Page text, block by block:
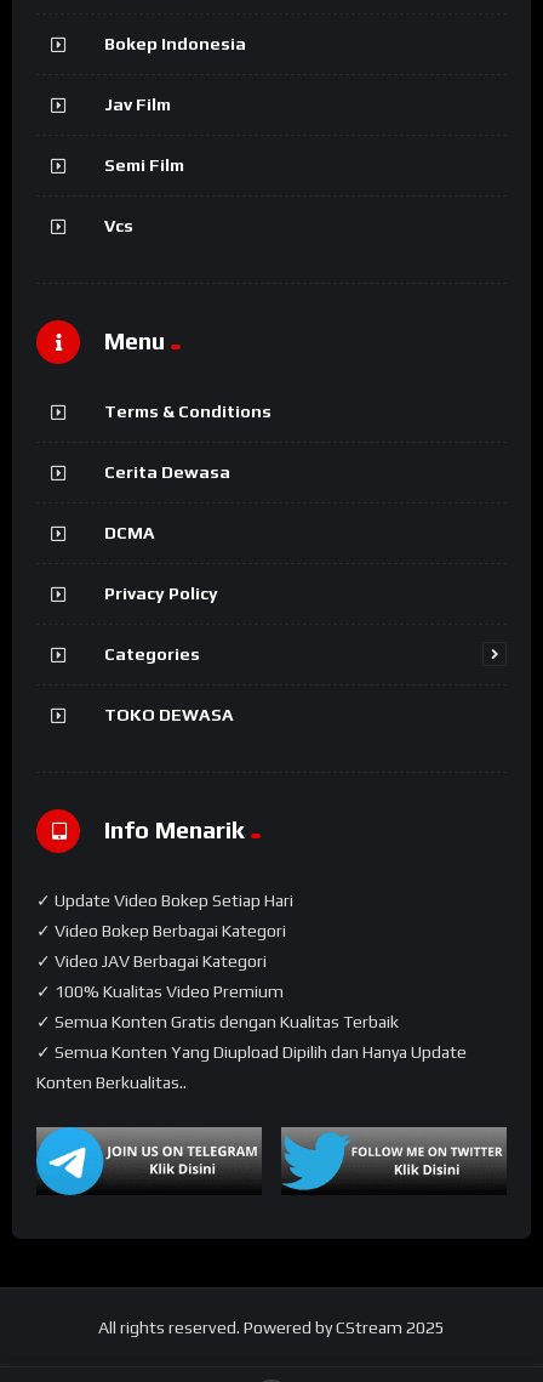
Bokep Indonesia
Jav Film
Semi Film
Vcs
Menu
Terms & Conditions
Cerita Dewasa
DCMA
Privacy Policy
Categories
TOKO DEWASA
Info Menarik
✓ Update Video Bokep Setiap Hari
✓ Video Bokep Berbagai Kategori
✓ Video JAV Berbagai Kategori
✓ 100% Kualitas Video Premium
✓ Semua Konten Gratis dengan Kualitas Terbaik
✓ Semua Konten Yang Diupload Dipilih dan Hanya Update
Konten Berkualitas..
All rights reserved. Powered by CStream 2025